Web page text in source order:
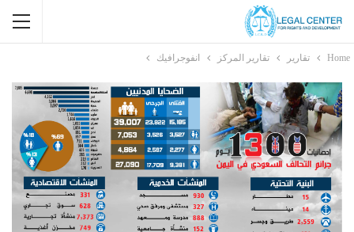
Home تقارير تقارير المركز انفوجرافيك